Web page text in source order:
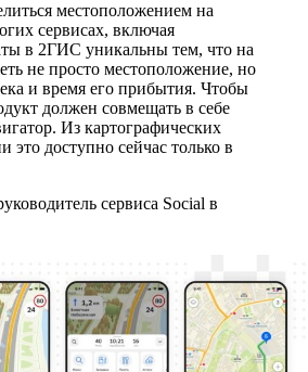
местоположением на
сервисах, включая
в 2ГИС уникальны тем, что на
не просто местоположение, но
и время его прибытия. Чтобы
должен совмещать в себе
Из картографических
это доступно сейчас только в
сервиса Social в